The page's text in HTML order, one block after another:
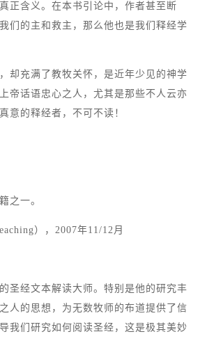
正含义。在本书引论中，作者甚至断
们的主和救主，那么他也是我们释经学
却充满了教牧关怀，是近年少见的神学
帝话语忠心之人，尤其是那些不人云亦
意的释经者，不可不读！
之一。
），2007年11/12月
圣经文本解读大师。特别是他的研究丰
人的思想，为无数牧师的布道提供了信
我们研究如何阅读圣经，这是极其美妙